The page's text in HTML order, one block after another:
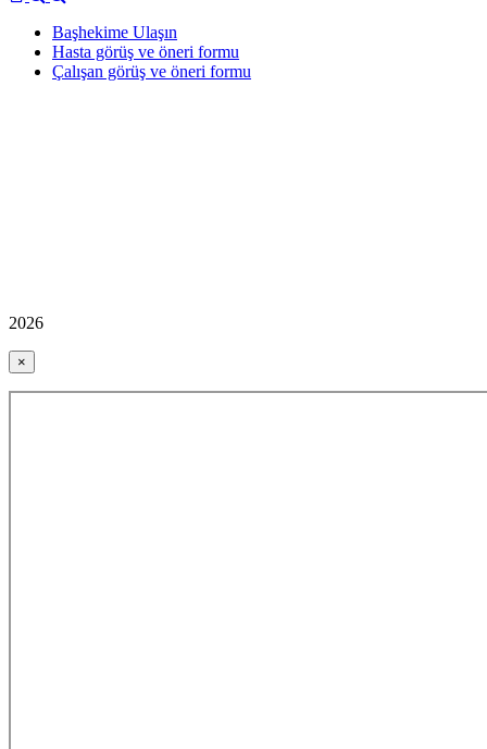
Başhekime Ulaşın
Hasta görüş ve öneri formu
Çalışan görüş ve öneri formu
2026
×